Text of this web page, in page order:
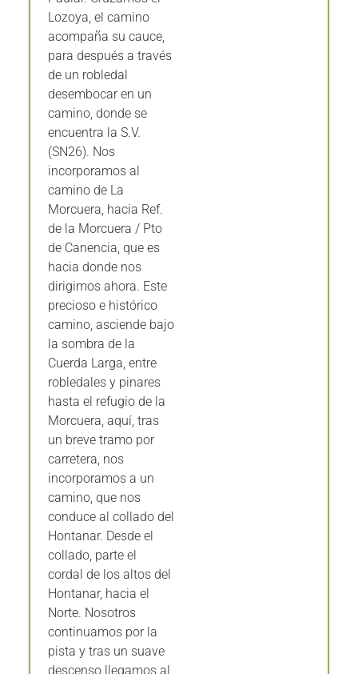
Lozoya, el camino
acompaña su cauce,
para después a través
de un robledal
desembocar en un
camino, donde se
encuentra la S.V.
(SN26). Nos
incorporamos al
camino de La
Morcuera, hacia Ref.
de la Morcuera / Pto
de Canencia, que es
hacia donde nos
dirigimos ahora. Este
precioso e histórico
camino, asciende bajo
la sombra de la
Cuerda Larga, entre
robledales y pinares
hasta el refugio de la
Morcuera, aquí, tras
un breve tramo por
carretera, nos
incorporamos a un
camino, que nos
conduce al collado del
Hontanar. Desde el
collado, parte el
cordal de los altos del
Hontanar, hacia el
Norte. Nosotros
continuamos por la
pista y tras un suave
descenso llegamos al